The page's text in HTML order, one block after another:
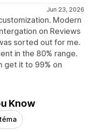
Jun 23, 2026
Modern
on Reviews
sorted out for me.
in the 80% range.
get it to 99% on
Know